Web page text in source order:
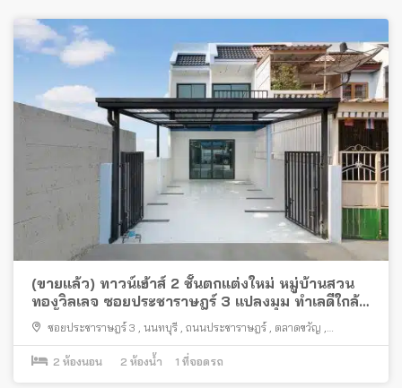
(ขายแล้ว) ทาวน์เฮ้าส์ 2 ชั้นตกแต่งใหม่ หมู่บ้านสวน
ทองวิลเลจ ซอยประชาราษฎร์ 3 แปลงมุม ทำเลดีใกล้
ท่าน้ำนนท์
ซอยประชาราษฎร์ 3 นนทบุรี ถนนประชาราษฎร์ ตลาดขวัญ
เมืองนนทบุรี
2 ห้องนอน 2 ห้องน้ำ 1 ที่จอดรถ